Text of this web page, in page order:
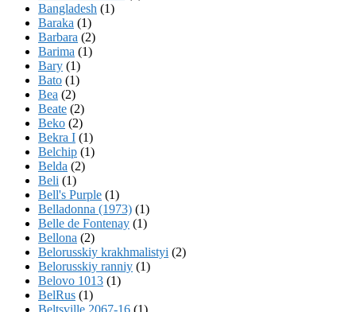
Bangladesh (1)
Baraka (1)
Barbara (2)
Barima (1)
Bary (1)
Bato (1)
Bea (2)
Beate (2)
Beko (2)
Bekra I (1)
Belchip (1)
Belda (2)
Beli (1)
Bell's Purple (1)
Belladonna (1973) (1)
Belle de Fontenay (1)
Bellona (2)
Belorusskiy krakhmalistyi (2)
Belorusskiy ranniy (1)
Belovo 1013 (1)
BelRus (1)
Beltsville 2067-16 (1)